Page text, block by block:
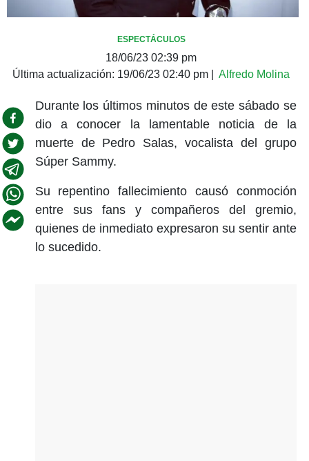
ESPECTÁCULOS
18/06/23 02:39 pm
Última actualización: 19/06/23 02:40 pm Alfredo Molina
Durante los últimos minutos de este sábado se
dio a conocer la lamentable noticia de la
muerte de Pedro Salas, vocalista del grupo
Súper Sammy.
Su repentino fallecimiento causó conmoción
entre sus fans y compañeros del gremio,
quienes de inmediato expresaron su sentir ante
lo sucedido.